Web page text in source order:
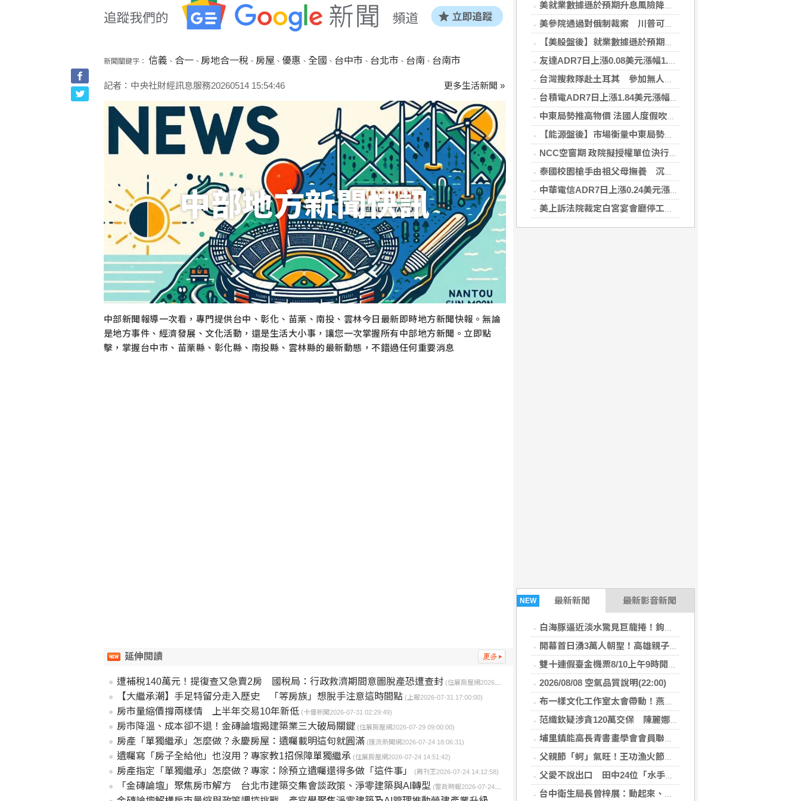
美就業數據遜於預期升息風險降低 美股收紅
美參院通過對俄制裁案 川普可課俄商品最高500%關稅
【美股盤後】就業數據遜於預期升息風險降 收紅
友達ADR7日上漲0.08美元漲幅1.06%折台股24.70元
台灣搜救隊赴土耳其 參加無人機整合激流救援訓練
台積電ADR7日上漲1.84美元漲幅0.44%折台股2712.45元
中東局勢推高物價 法國人度假吹起「平價風」
【能源盤後】市場衡量中東局勢 油價走高
NCC空窗期 政院擬授權單位決行藍牙器材等業務
泰國校園槍手由祖父母撫養 沉默少友案發前疑遭霸凌
中華電信ADR7日上漲0.24美元漲幅0.57%折台股137.29元
美上訴法院裁定白宮宴會廳停工 川普誓言上訴最高院
NEW 最新新聞 最新影音新聞
白海豚逼近淡水驚見巨龍捲！鉤狀母雲現蹤30分鐘
開幕首日湧3萬人朝聖！高雄親子樂園區嗨翻
雙十連假臺金機票8/10上午9時開放訂位
2026/08/08 空氣品質說明(22:00)
布一樣文化工作室太會帶動！燕巢晚會笑聲不斷 玩到不想回家！
范織欽疑涉貪120萬交保 陳麗娜猛攻菊系：新潮流重返高雄引疑慮
埔里鎮能高長青書畫學會會員聯合展 匯聚各界期盼盛大登場
父親節「蚵」氣旺！王功漁火節湧破萬人
父愛不說出口 田中24位「水手爸爸」用行動守家
台中衛生局長曾梓展：動起來、養成規律運動迎接健康人生
新聞關鍵字： 信義 、 合一、 房地合一稅 、 房屋 、 優惠 、 全國 、 台中市 、 台北市 、 台南 、 台南市
記者：中央社財經訊息服務20260514 15:54:46 更多生活新聞 »
中部地方新聞快訊
中部新聞報導一次看，專門提供台中、彰化、苗栗、南投、雲林今日最新即時地方新聞快報。無論
是地方事件、經濟發展、文化活動，還是生活大小事，讓您一次掌握所有中部地方新聞。立即點
擊，掌握台中市、苗栗縣、彰化縣、南投縣、雲林縣的最新動態，不錯過任何重要消息
延伸閱讀
遭補稅140萬元！提復查又急賣2房 國稅局：行政救濟期間意圖脫產恐遭查封 (住展房屋網2026-08-06 17:13:15)
【大繼承潮】手足特留分走入歷史 「等房族」想脫手注意這時間點 (上報2026-07-31 17:00:00)
房市量縮價撐兩樣情 上半年交易10年新低 (卡優新聞2026-07-31 02:29:49)
房市降溫、成本卻不退！金磚論壇揭建築業三大破局關鍵 (住展房屋網2026-07-29 09:00:00)
房產「單獨繼承」怎麼做？永慶房屋：遺囑載明這句就圓滿 (匯流新聞網2026-07-24 18:06:31)
遺囑寫「房子全給他」也沒用？專家教1招保障單獨繼承 (住展房屋網2026-07-24 14:51:42)
房產指定「單獨繼承」怎麼做？專家：除預立遺囑還得多做「這件事」 (周刊王2026-07-24 14:12:58)
「金磚論壇」聚焦房市解方 台北市建築交集會談政策、淨零建築與AI轉型 (警政時報2026-07-24 12:34:09)